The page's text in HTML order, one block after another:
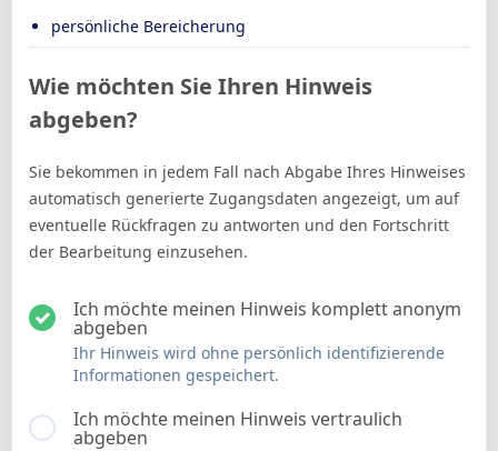
persönliche Bereicherung
Wie möchten Sie Ihren Hinweis
abgeben?
Sie bekommen in jedem Fall nach Abgabe Ihres Hinweises
automatisch generierte Zugangsdaten angezeigt, um auf
eventuelle Rückfragen zu antworten und den Fortschritt
der Bearbeitung einzusehen.
Ich möchte meinen Hinweis komplett anonym
abgeben
Ihr Hinweis wird ohne persönlich identifizierende
Informationen gespeichert.
Ich möchte meinen Hinweis vertraulich
abgeben